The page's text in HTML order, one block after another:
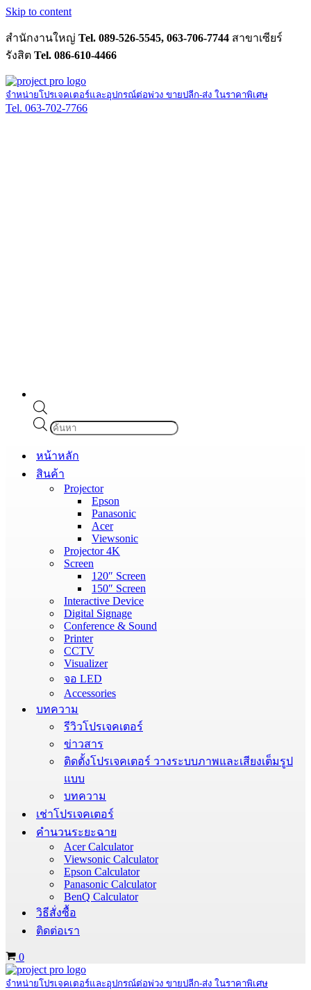
Skip to content
สำนักงานใหญ่ Tel. 089-526-5545, 063-706-7744 สาขาเซียร์
รังสิต Tel. 086-610-4466
จำหน่ายโปรเจคเตอร์และอุปกรณ์ต่อพ่วง ขายปลีก-ส่ง ในราคาพิเศษ
Tel. 063-702-7766
Products
search
หน้าหลัก
สินค้า
Projector
Epson
Panasonic
Acer
Viewsonic
Projector 4K
Screen
120″ Screen
150″ Screen
Interactive Device
Digital Signage
Conference & Sound
Printer
CCTV
Visualizer
จอ LED
Accessories
บทความ
รีวิวโปรเจคเตอร์
ข่าวสาร
ติดตั้งโปรเจคเตอร์ วางระบบภาพและเสียงเต็มรูป
แบบ
บทความ
เช่าโปรเจคเตอร์
คำนวนระยะฉาย
Acer Calculator
Viewsonic Calculator
Epson Calculator
Panasonic Calculator
BenQ Calculator
วิธีสั่งซื้อ
ติดต่อเรา
Cart
0
จำหน่ายโปรเจคเตอร์และอุปกรณ์ต่อพ่วง ขายปลีก-ส่ง ในราคาพิเศษ